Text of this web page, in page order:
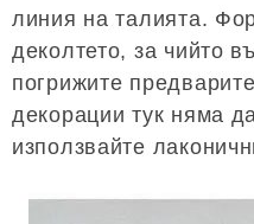
линия на талията.
деколтето, за чийто
погрижите
декорации тук няма
използвайте